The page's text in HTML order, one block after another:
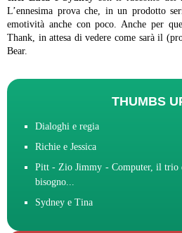
L’ennesima prova che, in un prodotto
emotività anche con poco. Anche per
Thank, in attesa di vedere come sarà il
Bear.
THUMBS
Dialoghi e regia
Richie e Jessica
Pitt - Zio Jimmy - Computer, il trio
bisogno...
Sydney e Tina